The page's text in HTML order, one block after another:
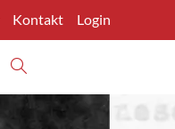
Kontakt Login